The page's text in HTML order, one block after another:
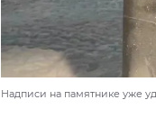
Надписи на памятнике уже